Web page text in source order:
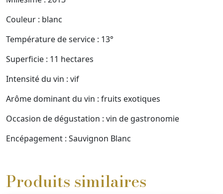
Couleur : blanc
Température de service : 13°
Superficie : 11 hectares
Intensité du vin : vif
Arôme dominant du vin : fruits exotiques
Occasion de dégustation : vin de gastronomie
Encépagement : Sauvignon Blanc
Produits similaires